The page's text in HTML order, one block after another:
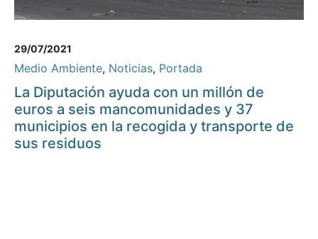
29/07/2021
Medio Ambiente, Noticias, Portada
La Diputación ayuda con un millón de
euros a seis mancomunidades y 37
municipios en la recogida y transporte de
sus residuos